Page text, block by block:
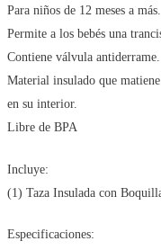
Para niños de 12 meses a más.
Permite a los bebés una
Contiene válvula antiderrame.
Material insulado que
en su interior.
Libre de BPA
Incluye:
(1) Taza Insulada con
Especificaciones: